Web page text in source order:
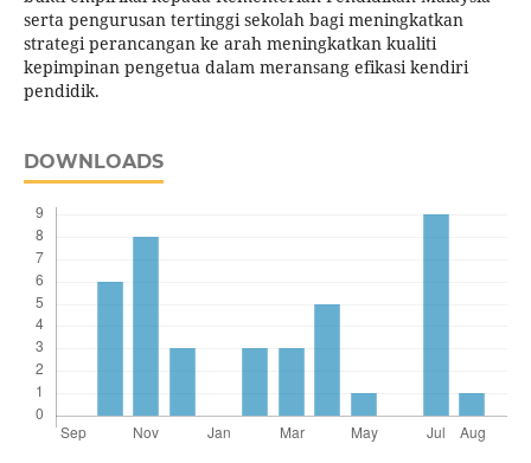
serta pengurusan tertinggi sekolah bagi meningkatkan
strategi perancangan ke arah meningkatkan kualiti
kepimpinan pengetua dalam meransang efikasi kendiri
pendidik.
DOWNLOADS